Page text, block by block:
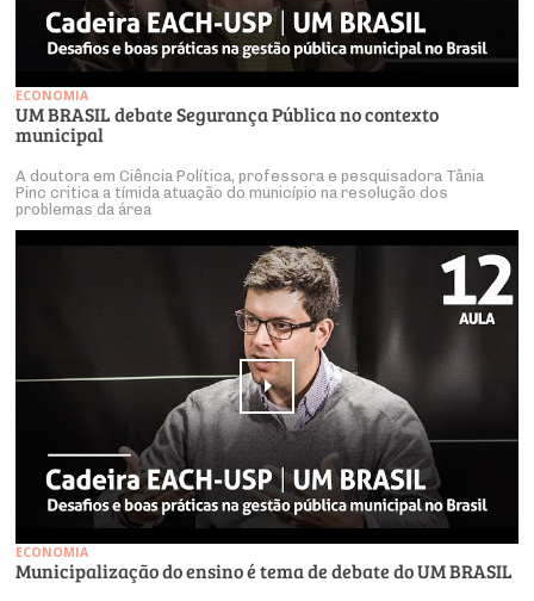
ECONOMIA
UM BRASIL debate Segurança Pública no contexto
municipal
A doutora em Ciência Política, professora e pesquisadora Tânia
Pinc critica a tímida atuação do município na resolução dos
problemas da área
ECONOMIA
Municipalização do ensino é tema de debate do UM BRASIL